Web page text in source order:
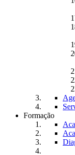
Formação